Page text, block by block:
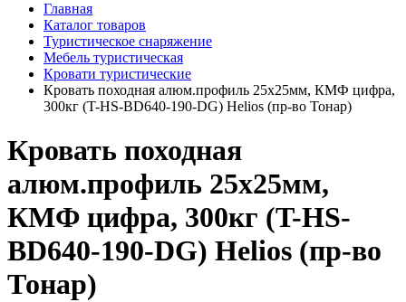
Главная
Каталог товаров
Туристическое снаряжение
Мебель туристическая
Кровати туристические
Кровать походная алюм.профиль 25х25мм, КМФ цифра,
300кг (T-HS-BD640-190-DG) Helios (пр-во Тонар)
Кровать походная
алюм.профиль 25х25мм,
КМФ цифра, 300кг (T-HS-
BD640-190-DG) Helios (пр-во
Тонар)